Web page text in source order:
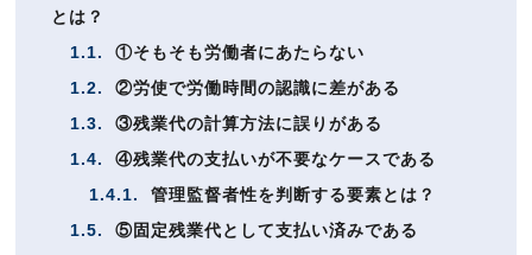
とは？
1.1.
①そもそも労働者にあたらない
1.2.
②労使で労働時間の認識に差がある
1.3.
③残業代の計算方法に誤りがある
1.4.
④残業代の支払いが不要なケースである
1.4.1.
管理監督者性を判断する要素とは？
1.5.
⑤固定残業代として支払い済みである